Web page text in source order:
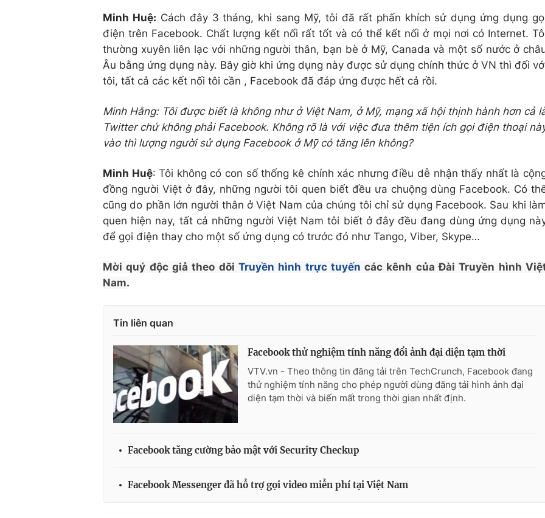
Minh Huệ: Cách đây 3 tháng, khi sang Mỹ, tôi đã rất phấn khích sử dụng ứng dụng
điện trên Facebook. Chất lượng kết nối rất tốt và có thể kết nối ở mọi nơi có Internet.
thường xuyên liên lạc với những người thân, bạn bè ở Mỹ, Canada và một số nước ở
Âu bằng ứng dụng này. Bây giờ khi ứng dụng này được sử dụng chính thức ở VN thì đối
tôi, tất cả các kết nối tôi cần , Facebook đã đáp ứng được hết cả rồi.
Minh Hằng: Tôi được biết là không như ở Việt Nam, ở Mỹ, mạng xã hội thịnh hành hơn cả
Twitter chứ không phải Facebook. Không rõ là với việc đưa thêm tiện ích gọi điện thoại
vào thì lượng người sử dụng Facebook ở Mỹ có tăng lên không?
Minh Huệ: Tôi không có con số thống kê chính xác nhưng điều dễ nhận thấy nhất là
đồng người Việt ở đây, những người tôi quen biết đều ưa chuộng dùng Facebook. Có
cũng do phần lớn người thân ở Việt Nam của chúng tôi chỉ sử dụng Facebook. Sau khi
quen hiện nay, tất cả những người Việt Nam tôi biết ở đây đều đang dùng ứng dụng
để gọi điện thay cho một số ứng dụng có trước đó như Tango, Viber, Skype…
Mời quý độc giả theo dõi Truyền hình trực tuyến các kênh của Đài Truyền hình
Nam.
Tin liên quan
Facebook thử nghiệm tính năng đổi ảnh đại diện tạm thời
VTV.vn - Theo thông tin đăng tải trên TechCrunch, Facebook đang
thử nghiệm tính năng cho phép người dùng đăng tải hình ảnh đại
diện tạm thời và biến mất trong thời gian nhất định.
Facebook tăng cường bảo mật với Security Checkup
Facebook Messenger đã hỗ trợ gọi video miễn phí tại Việt Nam